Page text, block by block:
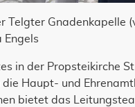
Telgter Gnadenkapelle
Engels
in der Propsteikirche
Haupt- und
bietet das